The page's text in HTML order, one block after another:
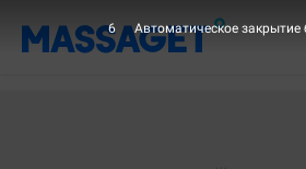
6 Автоматическое закрытие